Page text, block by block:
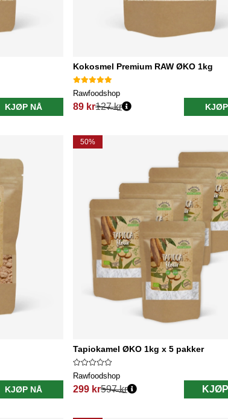
KJØP NÅ
Kokosmel Premium RAW ØKO 1kg
Rawfoodshop
89 kr
Vanlig pris:
127 kr
KJØP NÅ
50%
Tapiokamel ØKO 1kg x 5 pakker
Rawfoodshop
299 kr
Vanlig pris:
597 kr